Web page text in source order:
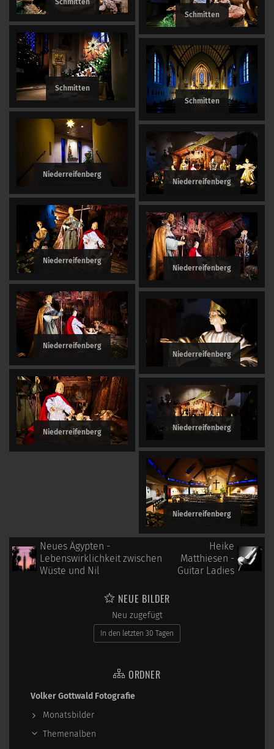
Schmitten
Schmitten
Schmitten
Schmitten
Niederreifenberg
Niederreifenberg
Niederreifenberg
Niederreifenberg
Niederreifenberg
Niederreifenberg
Niederreifenberg Niederreifenberg
Niederreifenberg
Neues Ägypten -
Lebenswirklichkeit zwischen
Wüste und Nil
Heike
Matthiesen -
Guitar Ladies
NEUE BILDER
Neu zugefügt
In den letzten 30 Tagen
ORDNER
Volker Gottwald Fotografie
Monatsbilder
Themenalben